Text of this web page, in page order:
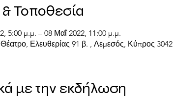
Τοποθεσία
5:00 μ.μ. – 08 Μαΐ 2022, 11:00 μ.μ.
Θέατρο, Ελευθερίας 91 β. , Λεμεσός, Κύπρος 3042
με την εκδήλωση